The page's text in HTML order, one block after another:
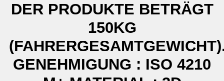
DER PRODUKTE BETRÄGT
150KG
GENEHMIGUNG : ISO 4210